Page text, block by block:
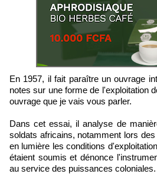
En 1957, il fait paraître un ouvrage intitulé "Mercenaires noirs :
notes sur une forme de l'exploitation
ouvrage que je vais vous parler.
Dans cet essai, il analyse de
soldats africains, notamment lors
en lumière les conditions
étaient soumis et dénonce
au service des puissances coloniales.